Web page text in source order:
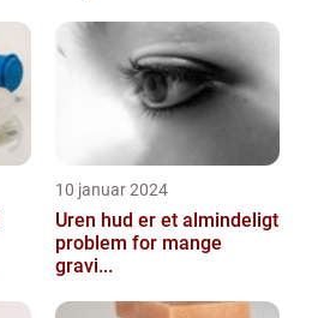
10 januar 2024
Uren hud er et almindeligt
problem for mange
gravi...